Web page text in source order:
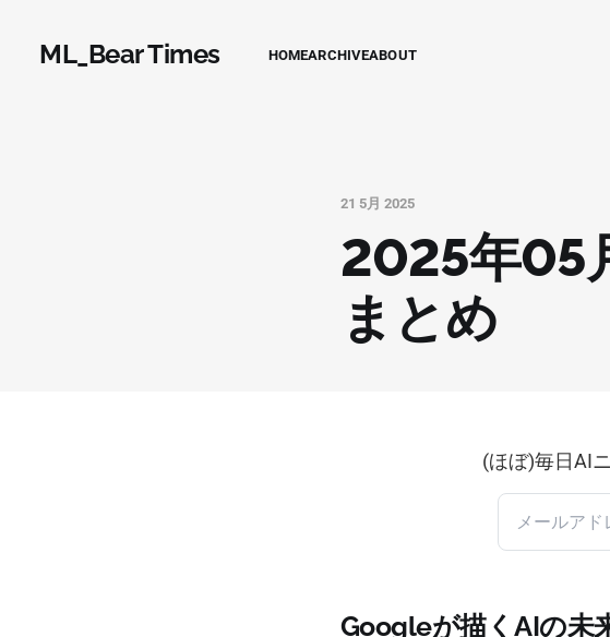
ML_Bear Times HOMEARCHIVEABOUT
21 5月 2025
2025年05
まとめ
(ほぼ)毎日AI
Googleが描くAIの未